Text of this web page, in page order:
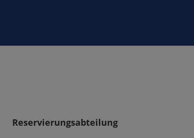
Reservierungsabteilung